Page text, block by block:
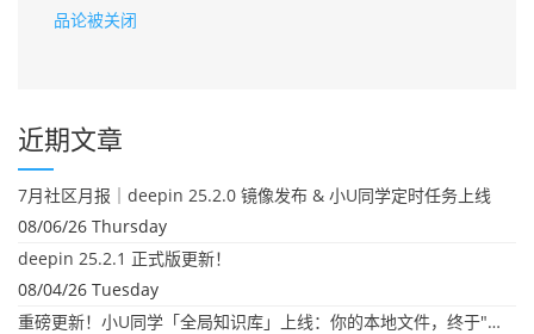
品论被关闭
近期文章
7月社区月报｜deepin 25.2.0 镜像发布 & 小U同学定时任务上线
08/06/26 Thursday
deepin 25.2.1 正式版更新！
08/04/26 Tuesday
重磅更新！小U同学「全局知识库」上线：你的本地文件，终于"活"起来了